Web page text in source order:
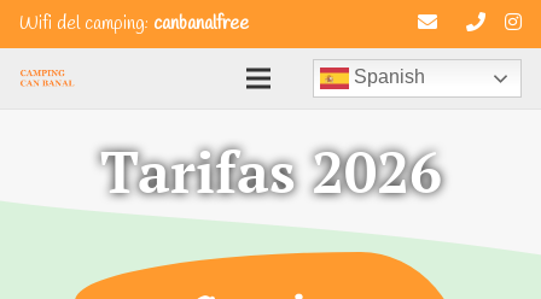
Wifi del camping: canbanalfree
Spanish
Tarifas 2026